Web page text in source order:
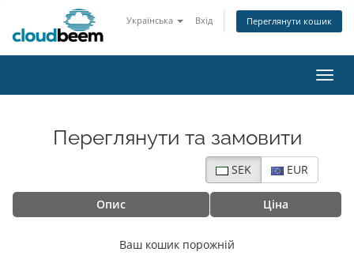
Українська Вхід Переглянути кошик
Переглянути та замовити
SEK EUR
Опис Ціна
Ваш кошик порожній